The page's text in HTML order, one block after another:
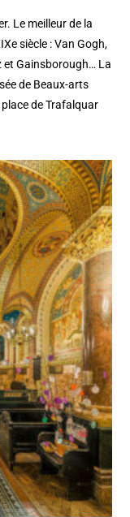
Le meilleur de la
siècle : Van Gogh,
et Gainsborough… La
de Beaux-arts
de Trafalquar